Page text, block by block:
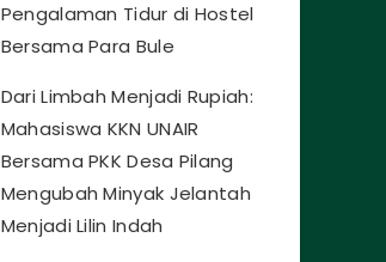
Pengalaman Tidur di Hostel
Bersama Para Bule
Dari Limbah Menjadi Rupiah:
Mahasiswa KKN UNAIR
Bersama PKK Desa Pilang
Mengubah Minyak Jelantah
Menjadi Lilin Indah